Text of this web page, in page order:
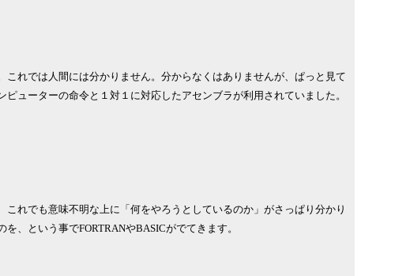
れでは人間には分かりません。分からなくはありませんが、ぱっと見て
ューターの命令と１対１に対応したアセンブラが利用されていました。
れでも意味不明な上に「何をやろうとしているのか」がさっぱり分かり
、という事でFORTRANやBASICがでてきます。